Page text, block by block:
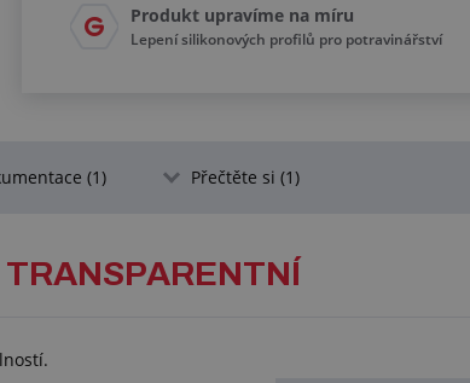
Produkt upravíme na míru
Lepení silikonových profilů pro potravinářství
(1) Přečtěte si (1)